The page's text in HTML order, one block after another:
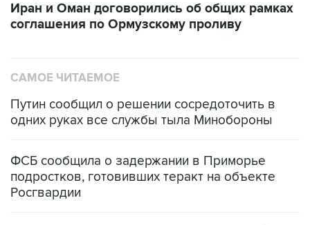
Иран и Оман договорились об общих рамках
соглашения по Ормузскому проливу
САМОЕ ЧИТАЕМОЕ
Путин сообщил о решении сосредоточить в
одних руках все службы тыла Минобороны
ФСБ сообщила о задержании в Приморье
подростков, готовивших теракт на объекте
Росгвардии